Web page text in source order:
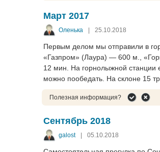
Март 2017
Оленька | 25.10.2018
Первым делом мы отправили в
«Газпром» (Лаура) — 600 м.,
12 мин. На горнолыжной станции
можно пообедать. На склоне 15
Полезная информация?
Сентябрь 2018
galost | 05.10.2018